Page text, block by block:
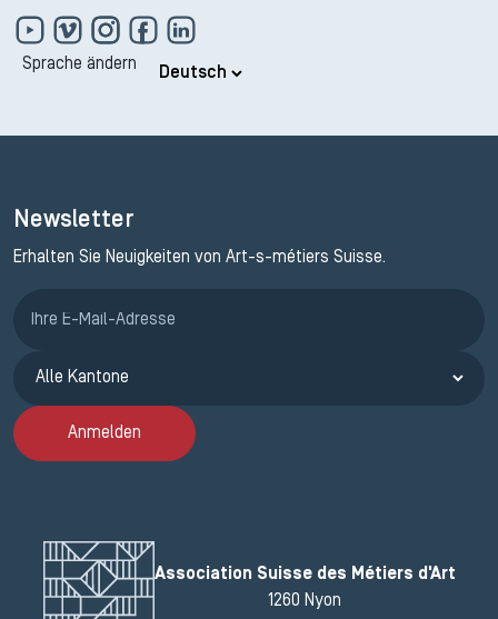
Sprache ändern
Newsletter
Erhalten Sie Neuigkeiten von Art-s-métiers Suisse.
Anmelden
Association Suisse des Métiers d'Art
1260 Nyon